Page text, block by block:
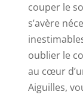
couper le
s’avère
oublier le
au cœur
Aiguilles,